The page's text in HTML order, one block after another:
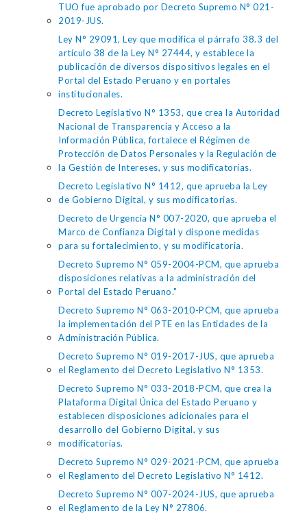
TUO fue aprobado por Decreto Supremo N° 021-
2019-JUS.
Ley N° 29091, Ley que modifica el párrafo 38.3 del
artículo 38 de la Ley N° 27444, y establece la
publicación de diversos dispositivos legales en el
Portal del Estado Peruano y en portales
institucionales.
Decreto Legislativo N° 1353, que crea la Autoridad
Nacional de Transparencia y Acceso a la
Información Pública, fortalece el Régimen de
Protección de Datos Personales y la Regulación de
la Gestión de Intereses, y sus modificatorias.
Decreto Legislativo N° 1412, que aprueba la Ley
de Gobierno Digital, y sus modificatorias.
Decreto de Urgencia N° 007-2020, que aprueba el
Marco de Confianza Digital y dispone medidas
para su fortalecimiento, y su modificatoria.
Decreto Supremo N° 059-2004-PCM, que aprueba
disposiciones relativas a la administración del
Portal del Estado Peruano."
Decreto Supremo N° 063-2010-PCM, que aprueba
la implementación del PTE en las Entidades de la
Administración Pública.
Decreto Supremo N° 019-2017-JUS, que aprueba
el Reglamento del Decreto Legislativo N° 1353.
Decreto Supremo N° 033-2018-PCM, que crea la
Plataforma Digital Única del Estado Peruano y
establecen disposiciones adicionales para el
desarrollo del Gobierno Digital, y sus
modificatorias.
Decreto Supremo N° 029-2021-PCM, que aprueba
el Reglamento del Decreto Legislativo N° 1412.
Decreto Supremo N° 007-2024-JUS, que aprueba
el Reglamento de la Ley N° 27806.